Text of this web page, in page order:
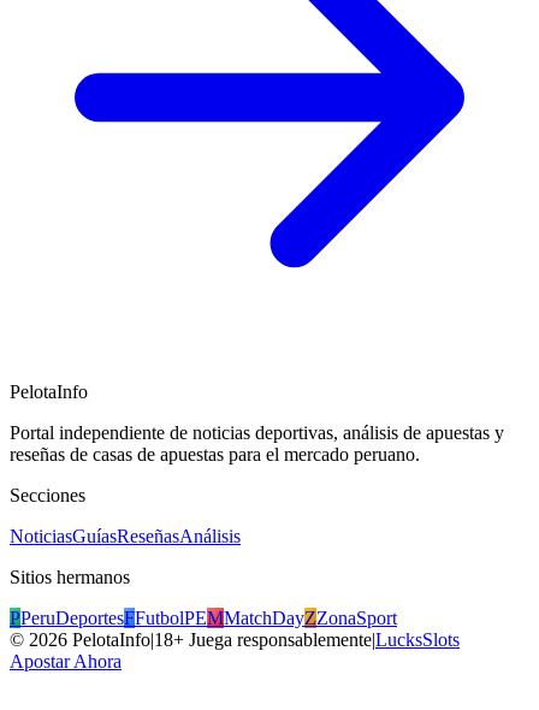
PelotaInfo
Portal independiente de noticias deportivas, análisis de apuestas y
reseñas de casas de apuestas para el mercado peruano.
Secciones
NoticiasGuíasReseñasAnálisis
Sitios hermanos
PPeruDeportesFFutbolPEMMatchDayZZonaSport
© 2026 PelotaInfo|18+ Juega responsablemente|LucksSlots
Apostar Ahora